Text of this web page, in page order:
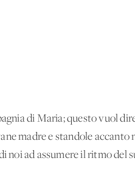
di Maria; questo vuol
madre e standole accanto
noi ad assumere il ritmo del